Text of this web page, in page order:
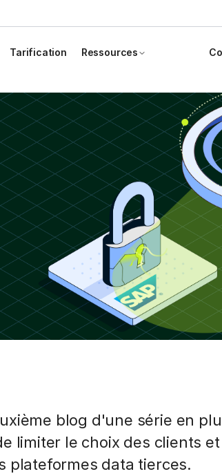
Tarification Ressources
blog d'une série en
limiter le choix des clients
plateformes data tierces.